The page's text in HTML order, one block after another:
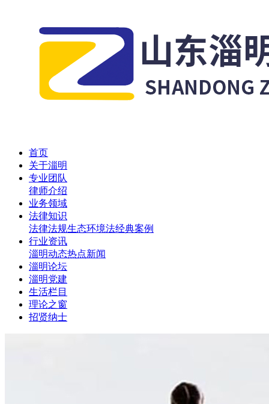
首页
关于淄明
专业团队
律师介绍
业务领域
法律知识
法律法规生态环境法经典案例
行业资讯
淄明动态热点新闻
淄明论坛
淄明党建
生活栏目
理论之窗
招贤纳士